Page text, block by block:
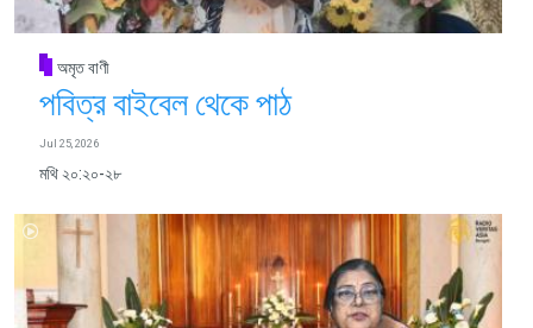
অমৃত বাণী
পবিত্র বাইবেল থেকে পাঠ
Jul 25, 2026
মথি ২০:২০-২৮